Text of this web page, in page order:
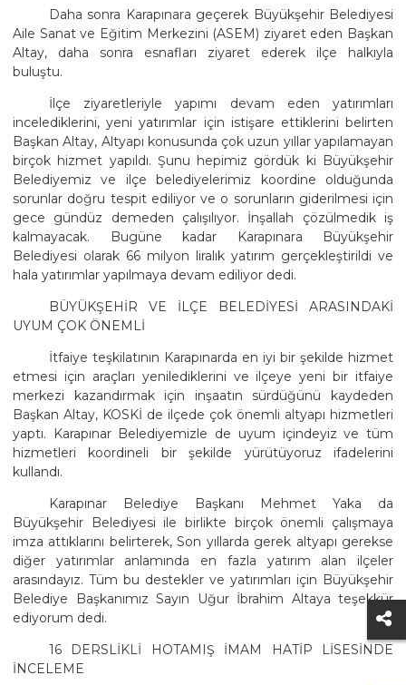
Daha sonra Karapınara geçerek Büyükşehir Belediyesi
Aile Sanat ve Eğitim Merkezini (ASEM) ziyaret eden Başkan
Altay, daha sonra esnafları ziyaret ederek ilçe halkıyla
buluştu.
İlçe ziyaretleriyle yapımı devam eden yatırımları
incelediklerini, yeni yatırımlar için istişare ettiklerini belirten
Başkan Altay, Altyapı konusunda çok uzun yıllar yapılamayan
birçok hizmet yapıldı. Şunu hepimiz gördük ki Büyükşehir
Belediyemiz ve ilçe belediyelerimiz koordine olduğunda
sorunlar doğru tespit ediliyor ve o sorunların giderilmesi için
gece gündüz demeden çalışılıyor. İnşallah çözülmedik iş
kalmayacak. Bugüne kadar Karapınara Büyükşehir
Belediyesi olarak 66 milyon liralık yatırım gerçekleştirildi ve
hala yatırımlar yapılmaya devam ediliyor dedi.
BÜYÜKŞEHİR VE İLÇE BELEDİYESİ ARASINDAKİ
UYUM ÇOK ÖNEMLİ
İtfaiye teşkilatının Karapınarda en iyi bir şekilde hizmet
etmesi için araçları yenilediklerini ve ilçeye yeni bir itfaiye
merkezi kazandırmak için inşaatın sürdüğünü kaydeden
Başkan Altay, KOSKİ de ilçede çok önemli altyapı hizmetleri
yaptı. Karapınar Belediyemizle de uyum içindeyiz ve tüm
hizmetleri koordineli bir şekilde yürütüyoruz ifadelerini
kullandı.
Karapınar Belediye Başkanı Mehmet Yaka da
Büyükşehir Belediyesi ile birlikte birçok önemli çalışmaya
imza attıklarını belirterek, Son yıllarda gerek altyapı gerekse
diğer yatırımlar anlamında en fazla yatırım alan ilçeler
arasındayız. Tüm bu destekler ve yatırımları için Büyükşehir
Belediye Başkanımız Sayın Uğur İbrahim Altaya teşekkür
ediyorum dedi.
16 DERSLİKLİ HOTAMIŞ İMAM HATİP LİSESİNDE
İNCELEME